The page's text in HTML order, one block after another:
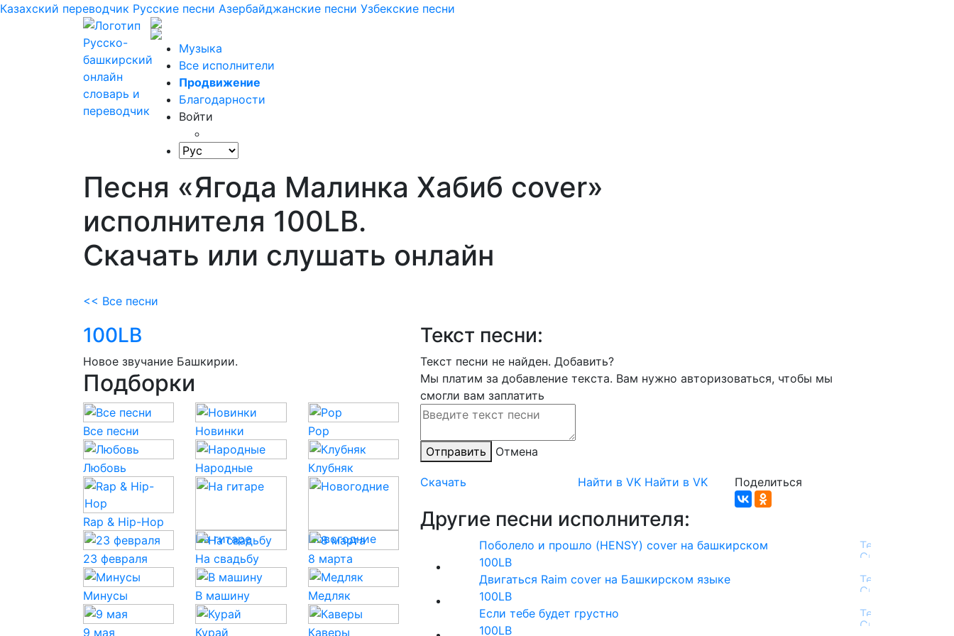
Казахский переводчик Русские песни Азербайджанские песни Узбекские песни
Музыка
Все исполнители
Продвижение
Благодарности
Войти
Песня «Ягода Малинка Хабиб cover»
исполнителя 100LB.
Скачать или слушать онлайн
<< Все песни
Текст песни:
Текст песни не найден. Добавить?
Мы платим за добавление текста. Вам нужно авторизоваться, чтобы мы
смогли вам заплатить
Отправить Отмена
Скачать Найти в VK Найти в VK Поделиться
Другие песни исполнителя:
Поболело и прошло (HENSY) cover на башкирском
100LB
Двигаться Raim cover на Башкирском языке
100LB
Если тебе будет грустно
100LB
100LB
Новое звучание Башкирии.
Подборки
Все песни Новинки Pop
Любовь Народные Клубняк
Rap & Hip-Hop
На гитаре
Новогодние
23 февраля
На свадьбу 8 марта
Минусы В машину Медляк
9 мая Курай Каверы